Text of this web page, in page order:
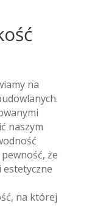
na
naszym
że
na której